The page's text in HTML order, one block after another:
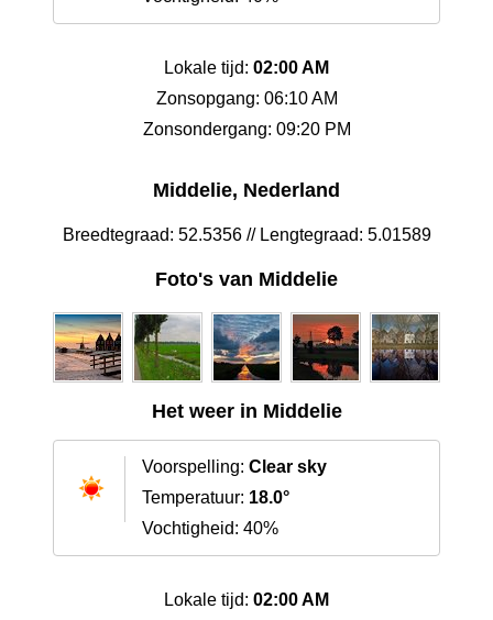
Lokale tijd: 02:00 AM
Zonsopgang: 06:10 AM
Zonsondergang: 09:20 PM
Middelie, Nederland
Breedtegraad: 52.5356 // Lengtegraad: 5.01589
Foto's van Middelie
Het weer in Middelie
Voorspelling: Clear sky
Temperatuur: 18.0°
Vochtigheid: 40%
Lokale tijd: 02:00 AM